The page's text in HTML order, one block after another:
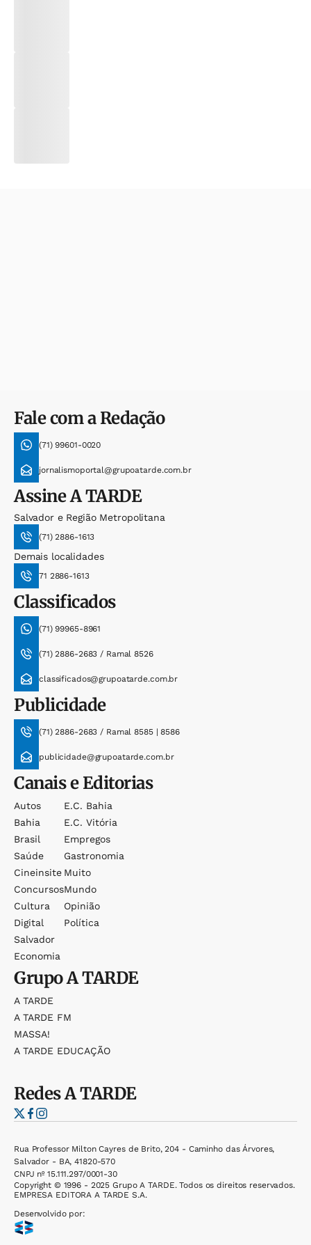
Fale com a Redação
(71) 99601-0020
jornalismoportal@grupoatarde.com.br
AssineA TARDE
Salvador e Região Metropolitana
(71) 2886-1613
Demais localidades
71 2886-1613
Classificados
(71) 99965-8961
(71) 2886-2683 / Ramal 8526
classificados@grupoatarde.com.br
Publicidade
(71) 2886-2683 / Ramal 8585 | 8586
publicidade@grupoatarde.com.br
Canais e Editorias
Autos
Bahia
Brasil
Saúde
Cineinsite
Concursos
Cultura
Digital
Salvador
Economia
E.c. Bahia
E.c. Vitória
Empregos
Gastronomia
Muito
Mundo
Opinião
Política
GrupoA TARDE
A TARDE
A TARDE FM
MASSA!
A TARDE EDUCAÇÃO
RedesA TARDE
Rua Professor Milton Cayres de Brito, 204 - Caminho das Árvores,
Salvador - BA, 41820-570
CNPJ nº 15.111.297/0001-30
Copyright © 1996 - 2025 Grupo A TARDE. Todos os direitos reservados.
EMPRESA EDITORA A TARDE S.A.
Desenvolvido por: